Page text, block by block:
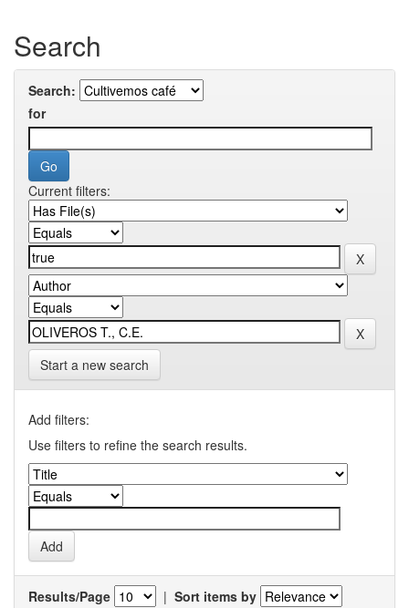
Search
Search:
for
Current filters:
Start a new search
Add filters:
Use filters to refine the search results.
Results/Page | Sort items by